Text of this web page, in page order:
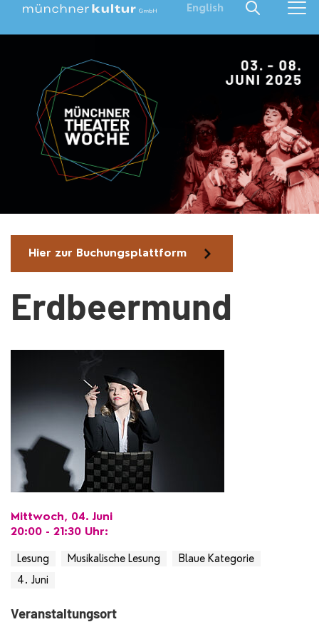
English
Hier zur Buchungsplattform
Erdbeermund
Mittwoch, 04. Juni
20:00 - 21:30 Uhr:
Lesung Musikalische Lesung
Blaue Kategorie
4. Juni
Veranstaltungsort